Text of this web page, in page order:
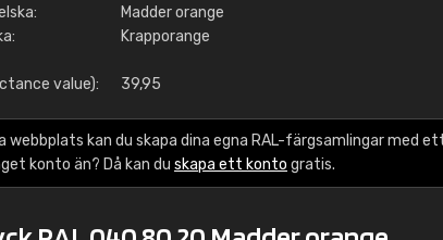
Madder orange
Krapporange
value): 39,95
webbplats kan du skapa dina egna RAL-färgsamlingar med
konto än? Då kan du skapa ett konto gratis.